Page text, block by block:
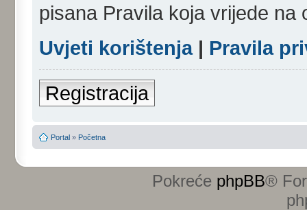
pisana Pravila koja vrijede na
Uvjeti korištenja| Pravila
Registracija
Portal » Početna
Pokreće phpBB®